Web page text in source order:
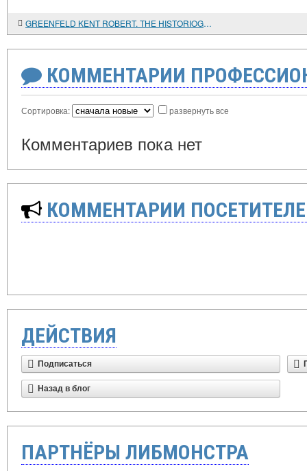
GREENFELD KENT ROBERT. THE HISTORIOGRAPHY OF THE RISORGIMENTO SINCE 1920
КОММЕНТАРИИ
Сортировка: развернуть все
Комментариев пока нет
КОММЕНТАРИИ
ДЕЙСТВИЯ
Подписаться
Назад в блог
ПАРТНЁРЫ ЛИБМОНСТРА